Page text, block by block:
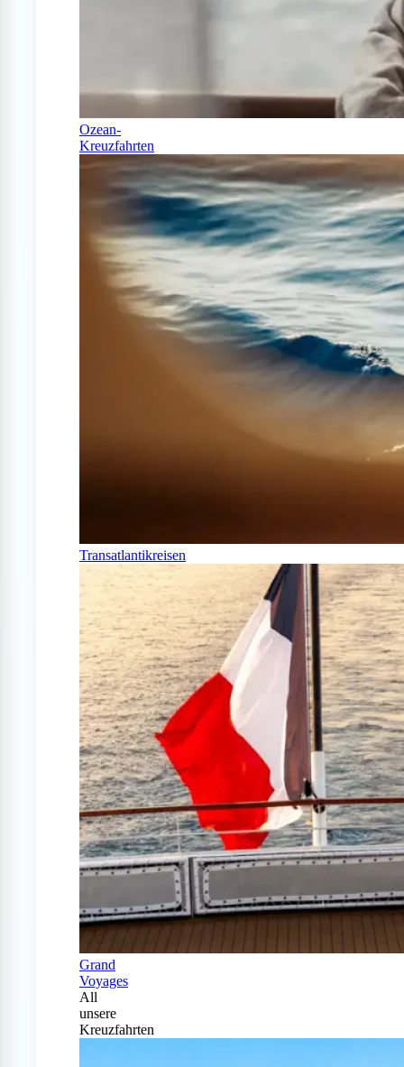
Ozean-
Kreuzfahrten
Transatlantikreisen
Grand
Voyages
All
unsere
Kreuzfahrten